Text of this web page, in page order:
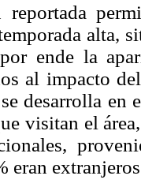
reportada
alta,
ende la
al impacto
desarrolla en
visitan el
eran